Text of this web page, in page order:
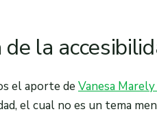
la
el aporte de Vanesa
el cual no es un tema